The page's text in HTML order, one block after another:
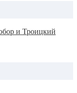
и Троицкий